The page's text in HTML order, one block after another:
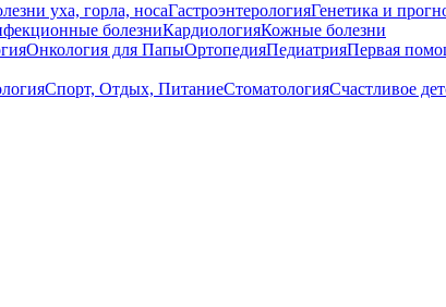
уха, горла, носаГастроэнтерологияГенетика и
болезниКардиологияКожные болезни
Онкология для ПапыОртопедияПедиатрияПервая
Спорт, Отдых, ПитаниеСтоматологияСчастливое